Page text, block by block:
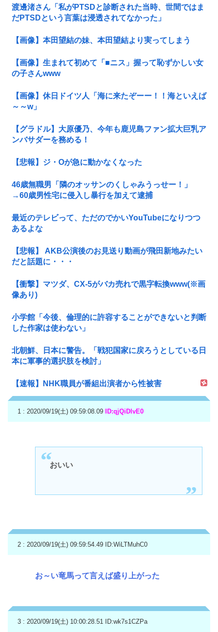
渡邊渚さん「私がPTSDと診断された当時、世間ではま
だPTSDという言葉は浸透されてなかった」
【画像】本田望結の妹、本田望結より実ってしまう
【画像】生まれて初めて「■ニス」握って恥ずかしい女
の子さんwww
【画像】休日ドイツ人「海に来たぞーー！！海といえば
～～w」
【グラドル】大原優乃、今年も鹿児島ファン拡大巨乳ア
ンバサダーを務める！
【悲報】ジ・Oが急に動かなくなった
46歳無職男「隣のオッサンのくしゃみうっせー！」
→60歳男性宅に侵入し暴行を加えて逮捕
最近のテレビって、ただのでかいYouTubeになりつつ
あるよな
【悲報】 AKB公演後のお見送り動画が飛田新地みたい
だと話題に・・・
【衝撃】マツダ、CX-5がバカ売れで黒字転換www(※画
像あり)
小学館「今後、倫理的に許容することができないと判断
した作家は使わない」
北朝鮮、日本に警告。「戦犯国家に戻ろうとしている日
本に軍事的選択肢を検討」
【速報】NHK職員が番組出演者から性被害
1 : 2020/09/19(土) 09:59:08.09 ID:qjQiDlvE0
おいい
2 : 2020/09/19(土) 09:59:54.49 ID:WiLTMuhC0
お～い竜馬って言えば盛り上がった
3 : 2020/09/19(土) 10:00:28.51 ID:wk7s1CZPa